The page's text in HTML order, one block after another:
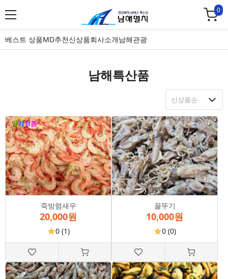
0
베스트 상품MD추천신상품회사소개남해관광
남해특산품
죽방렴새우
20,000원
0 (1)
꼴뚜기
10,000원
0 (0)